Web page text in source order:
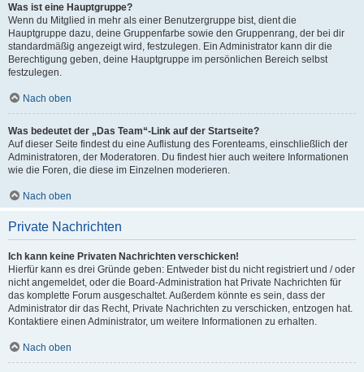
Was ist eine Hauptgruppe?
Wenn du Mitglied in mehr als einer Benutzergruppe bist, dient die
Hauptgruppe dazu, deine Gruppenfarbe sowie den Gruppenrang, der bei dir
standardmäßig angezeigt wird, festzulegen. Ein Administrator kann dir die
Berechtigung geben, deine Hauptgruppe im persönlichen Bereich selbst
festzulegen.
Nach oben
Was bedeutet der „Das Team“-Link auf der Startseite?
Auf dieser Seite findest du eine Auflistung des Forenteams, einschließlich der
Administratoren, der Moderatoren. Du findest hier auch weitere Informationen
wie die Foren, die diese im Einzelnen moderieren.
Nach oben
Private Nachrichten
Ich kann keine Privaten Nachrichten verschicken!
Hierfür kann es drei Gründe geben: Entweder bist du nicht registriert und / oder
nicht angemeldet, oder die Board-Administration hat Private Nachrichten für
das komplette Forum ausgeschaltet. Außerdem könnte es sein, dass der
Administrator dir das Recht, Private Nachrichten zu verschicken, entzogen hat.
Kontaktiere einen Administrator, um weitere Informationen zu erhalten.
Nach oben